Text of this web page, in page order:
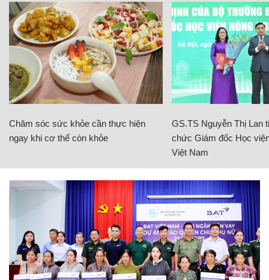
Chăm sóc sức khỏe cần thực hiện
ngay khi cơ thể còn khỏe
GS.TS Nguyễn Thị Lan
chức Giám đốc Học
Việt Nam